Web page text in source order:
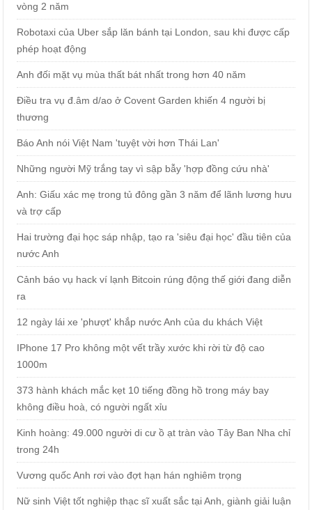
vòng 2 năm
Robotaxi của Uber sắp lăn bánh tại London, sau khi được cấp
phép hoạt động
Anh đối mặt vụ mùa thất bát nhất trong hơn 40 năm
Điều tra vụ đ.âm d/ao ở Covent Garden khiến 4 người bị
thương
Báo Anh nói Việt Nam 'tuyệt vời hơn Thái Lan'
Những người Mỹ trắng tay vì sập bẫy 'hợp đồng cứu nhà'
Anh: Giấu xác mẹ trong tủ đông gần 3 năm để lãnh lương hưu
và trợ cấp
Hai trường đại học sáp nhập, tạo ra 'siêu đại học' đầu tiên của
nước Anh
Cảnh báo vụ hack ví lạnh Bitcoin rúng động thế giới đang diễn
ra
12 ngày lái xe 'phượt' khắp nước Anh của du khách Việt
IPhone 17 Pro không một vết trầy xước khi rời từ độ cao
1000m
373 hành khách mắc kẹt 10 tiếng đồng hồ trong máy bay
không điều hoà, có người ngất xỉu
Kinh hoàng: 49.000 người di cư ồ ạt tràn vào Tây Ban Nha chỉ
trong 24h
Vương quốc Anh rơi vào đợt hạn hán nghiêm trọng
Nữ sinh Việt tốt nghiệp thạc sĩ xuất sắc tại Anh, giành giải luận